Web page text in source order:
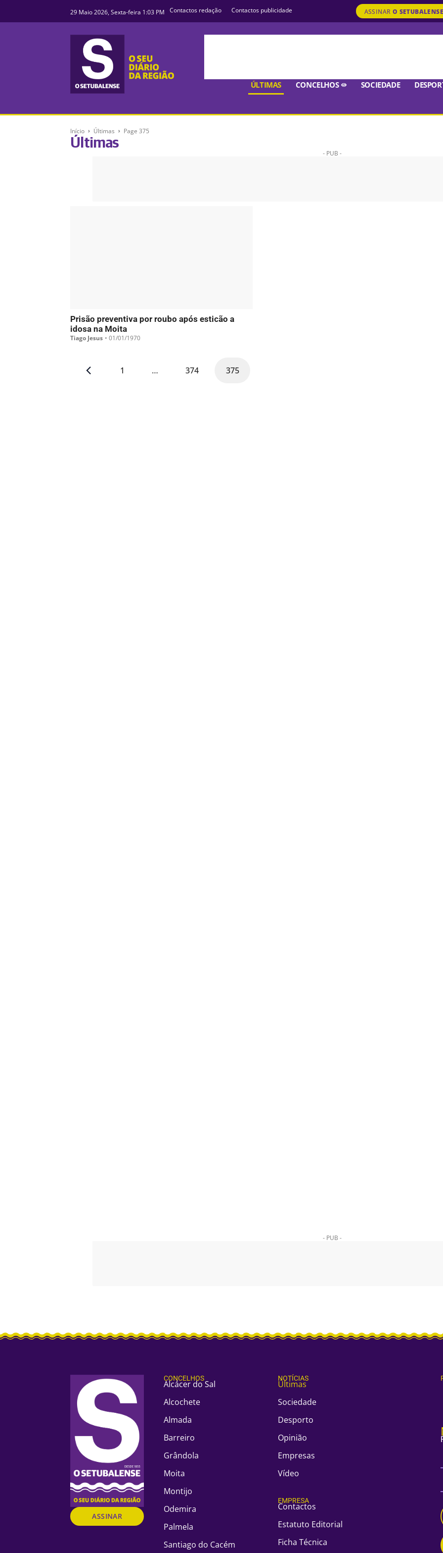
29 Maio 2026, Sexta-feira 1:03 PM Contactos redação Contactos publicidade ASSINAR O SETUBALENSE
ÚLTIMAS CONCELHOS SOCIEDADE
Início Últimas Page 375
Últimas
- PUB -
Prisão preventiva por roubo após esticão a
idosa na Moita
Tiago Jesus • 01/01/1970
1 … 374 375
- PUB -
ASSINAR
CONCELHOS
Alcácer do Sal
Alcochete
Almada
Barreiro
Grândola
Moita
Montijo
Odemira
Palmela
Santiago do Cacém
NOTÍCIAS
Últimas
Sociedade
Desporto
Opinião
Empresas
Vídeo
EMPRESA
Contactos
Estatuto Editorial
Ficha Técnica